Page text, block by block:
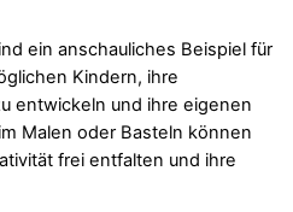
ein anschauliches Beispiel für
Kindern, ihre
entwickeln und ihre eigenen
Malen oder Basteln können
frei entfalten und ihre